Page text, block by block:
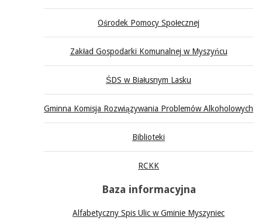
Ośrodek Pomocy Społecznej
Zakład Gospodarki Komunalnej w Myszyńcu
ŚDS w Białusnym Lasku
Gminna Komisja Rozwiązywania Problemów Alkoholowych
Biblioteki
RCKK
Baza informacyjna
Alfabetyczny Spis Ulic w Gminie Myszyniec